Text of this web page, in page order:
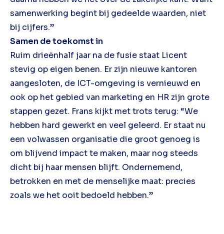
samenwerking begint bij gedeelde waarden, niet
bij cijfers.”
Samen de toekomst in
Ruim drieënhalf jaar na de fusie staat Licent
stevig op eigen benen. Er zijn nieuwe kantoren
aangesloten, de ICT-omgeving is vernieuwd en
ook op het gebied van marketing en HR zijn grote
stappen gezet. Frans kijkt met trots terug: “We
hebben hard gewerkt en veel geleerd. Er staat nu
een volwassen organisatie die groot genoeg is
om blijvend impact te maken, maar nog steeds
dicht bij haar mensen blijft. Ondernemend,
betrokken en met de menselijke maat: precies
zoals we het ooit bedoeld hebben.”